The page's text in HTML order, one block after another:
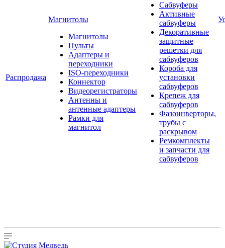
Распродажа
Магнитолы
Магнитолы
Пульты
Адаптеры и
переходники
ISO-переходники
Коннектор
Видеорегистраторы
Антенны и
антенные адаптеры
Рамки для
магнитол
Сабвуферы
Активные
сабвуферы
Декоративные
защитные
решетки для
сабвуферов
Короба для
установки
сабвуферов
Крепеж для
сабвуферов
Фазоинверторы,
трубы с
раскрывом
Ремкомплекты
и запчасти для
сабвуферов